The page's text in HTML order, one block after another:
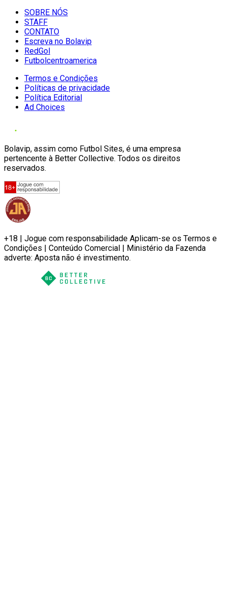
SOBRE NÓS
STAFF
CONTATO
Escreva no Bolavip
RedGol
Futbolcentroamerica
Termos e Condições
Políticas de privacidade
Política Editorial
Ad Choices
Bolavip, assim como Futbol Sites, é uma empresa
pertencente à Better Collective. Todos os direitos
reservados.
+18 | Jogue com responsabilidade Aplicam-se os Termos e
Condições | Conteúdo Comercial | Ministério da Fazenda
adverte: Aposta não é investimento.